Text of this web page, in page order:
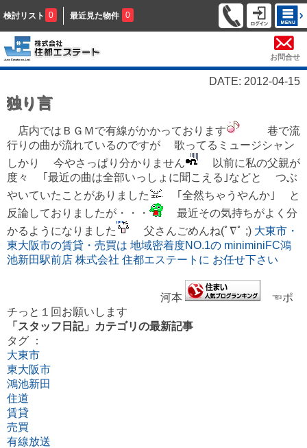
検討リスト 0 最近見た物件 0
お問合せ
DATE: 2012-04-15
独り言
店内ではＢＧＭで有線がかかっております
巷で流
行りの曲が流れているのですが 歌ってるミュージシャン
しかり 今やさっぱり分かりません
以前に私の父親が
度々 ｢最近の曲は全部いっしょに聞こえる｣などと つぶ
やいていたことがありました
｢全然ちゃうやんか｣ と
反論しておりましたが・・・
最近その気持ちがよく分
かるようになりました
父さんごめんね(ﾟ∇ﾟ ;) 大東市・
東大阪市の賃貸・売買は 地域密着度NO.1の miniminiFC鴻
池新田駅前店 株式会社 住都エステートに お任せ下さい
河本
☜ポ
チっと１回お願いします
「スタッフ日記」カテゴリの最新記事
タグ ：
大東市
東大阪市
鴻池新田
住道
賃貸
売買
有線放送